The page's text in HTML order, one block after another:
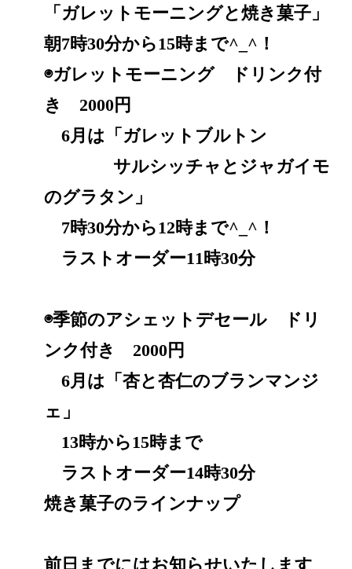
「ガレットモーニングと焼き菓子」
朝7時30分から15時まで^_^！
◉ガレットモーニング ドリンク付
き 2000円
6月は「ガレットブルトン
サルシッチャとジャガイモ
のグラタン」
7時30分から12時まで^_^！
ラストオーダー11時30分
◉季節のアシェットデセール ドリ
ンク付き 2000円
6月は「杏と杏仁のブランマンジ
ェ」
13時から15時まで
ラストオーダー14時30分
焼き菓子のラインナップ
前日までにはお知らせいたします